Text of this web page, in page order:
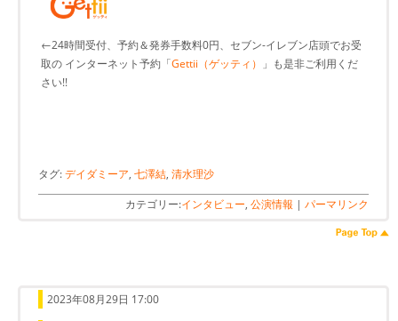
←24時間受付、予約＆発券手数料0円、セブン-イレブン店頭でお受
取の インターネット予約「Gettii（ゲッティ）
」も是非ご利用くだ
さい!!
タグ:デイダミーア, 七澤結, 清水理沙
カテゴリー:インタビュー, 公演情報 | パーマリンク
2023年08月29日 17:00